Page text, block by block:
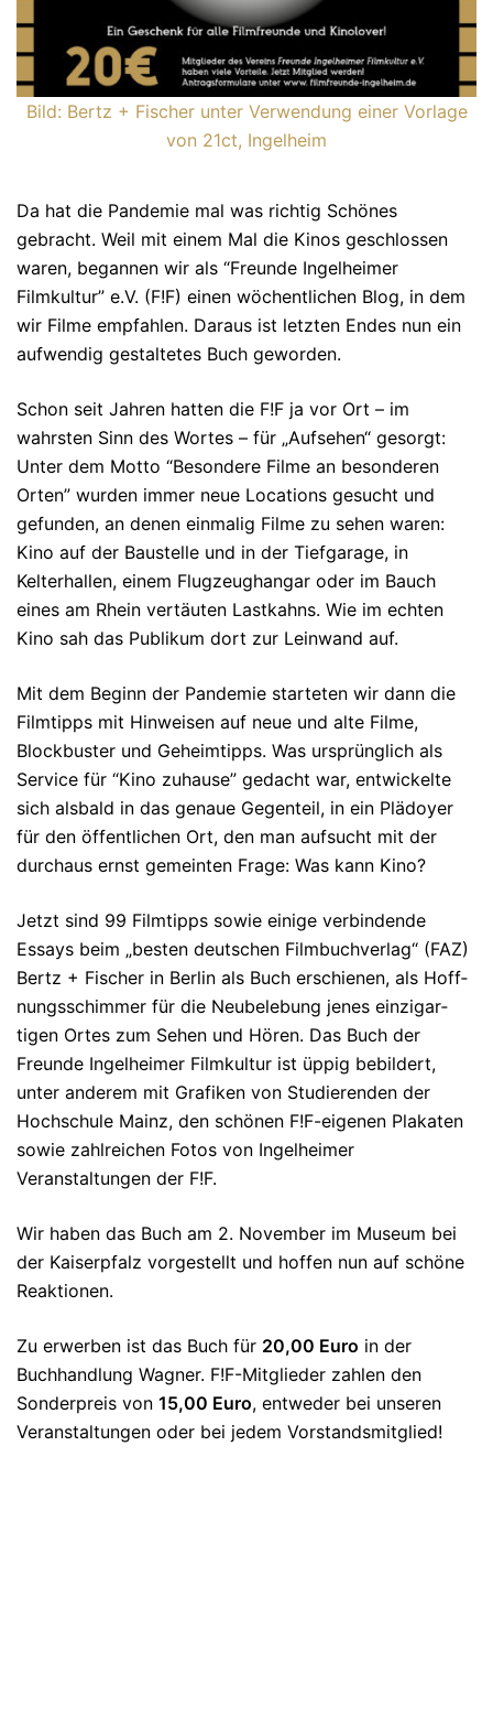
Bild: Bertz + Fischer unter Verwendung einer Vorlage
von 21ct, Ingelheim
Da hat die Pandemie mal was richtig Schönes
gebracht. Weil mit einem Mal die Kinos geschlossen
waren, begannen wir als “Freunde Ingelheimer
Filmkultur” e.V. (F!F) einen wöchentlichen Blog, in dem
wir Filme empfahlen. Daraus ist letzten Endes nun ein
aufwendig gestaltetes Buch geworden.
Schon seit Jahren hatten die F!F ja vor Ort – im
wahrsten Sinn des Wor­tes – für „Aufsehen“ gesorgt:
Unter dem Motto “Besondere Filme an besonderen
Orten” wurden immer neue Lo­ca­tions ge­sucht und
gefunden, an denen einmalig Filme zu sehen waren:
Kino auf der Baustel­le und in der Tief­garage, in
Kelterhallen, einem Flugzeughangar oder im Bauch
eines am Rhein ver­täu­ten Lastkahns. Wie im echten
Kino sah das Publikum dort zur Leinwand auf.
Mit dem Beginn der Pandemie starteten wir dann die
Film­tipps mit Hinweisen auf neue und alte Filme,
Blockbuster und Geheim­tipps. Was ur­sprüng­lich als
Service für “Kino zuhau­se” gedacht war, entwickelte
sich alsbald in das genaue Gegenteil, in ein Plädoyer
für den öffentlichen Ort, den man aufsucht mit der
durch­aus ernst gemeinten Frage: Was kann Kino?
Jetzt sind 99 Filmtipps sowie einige verbin­dende
Essays beim „besten deutschen Filmbuchverlag“ (FAZ)
Bertz + Fischer in Berlin als Buch erschienen, als Hoff­
nungs­schimmer für die Neubelebung jenes einzig­ar­
tigen Ortes zum Sehen und Hören. Das Buch der
Freunde Ingelheimer Filmkultur ist üppig bebildert,
unter anderem mit Grafiken von Stu­dieren­den der
Hochschule Mainz, den schönen F!F-eigenen Plakaten
sowie zahlreichen Fotos von Ingelheimer
Veranstaltungen der F!F.
Wir haben das Buch am 2. November im Museum bei
der Kaiserpfalz vorgestellt und hoffen nun auf schöne
Reaktionen.
Zu erwerben ist das Buch für 20,00 Euro in der
Buchhandlung Wagner. F!F-Mitglieder zahlen den
Sonderpreis von 15,00 Euro, entweder bei unseren
Veranstaltungen oder bei jedem Vorstandsmitglied!